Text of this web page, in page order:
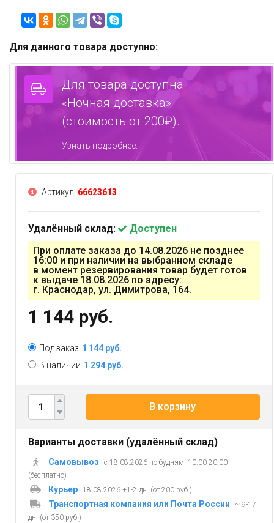
Для данного товара доступно:
Для товара доступна
«Ночная доставка»
(стоимость от 200₽).
Узнать подробнее.
Артикул: 66623613
Удалённый склад:
Доступен
При оплате заказа до 14.08.2026 не позднее
16:00 и при наличии на выбранном складе
в момент резервирования товар будет готов
к выдаче 18.08.2026 по адресу:
г. Краснодар, ул. Димитрова, 164.
1 144 руб.
Под заказ 1 144 руб.
В наличии 1 294 руб.
В корзину
Варианты доставки (удалённый склад)
Самовывоз
с 18.08.2026 по будням, 10:00-20:00
(бесплатно)
Курьер 18.08.2026 +1-2 дн. (от 200 руб.)
Транспортная компания или Почта России
~ 9-17
дн. (от 350 руб.)